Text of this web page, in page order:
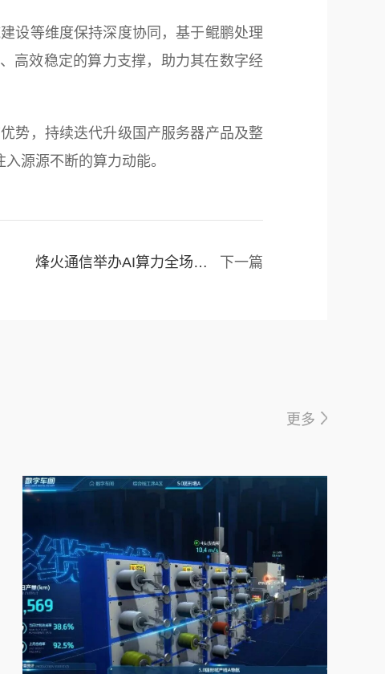
等维度保持深度协同，基于鲲鹏处理
高效稳定的算力支撑，助力其在数字经
，持续迭代升级国产服务器产品及整
源源不断的算力动能。
下一篇
烽火通信举办AI算力全场景互联产业创新研讨会 重磅发布算力互联新品
更多